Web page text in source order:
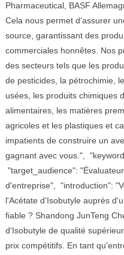
Pharmaceutical, BASF
Cela nous permet d'assurer
source, garantissant des
commerciales honnêtes. Nos
des secteurs tels que les
de pesticides, la pétrochimie,
usées, les produits chimiques
alimentaires, les matières
agricoles et les plastiques et
impatients de construire un
gagnant avec vous.",
"target_audience":
d'entreprise", "introduction":
l'Acétate d'Isobutyle auprès
fiable ? Shandong JunTeng
d'Isobutyle de qualité
prix compétitifs. En tant